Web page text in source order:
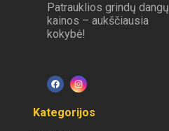
Patrauklios grindų dangų
kainos – aukščiausia
kokybė!
Kategorijos